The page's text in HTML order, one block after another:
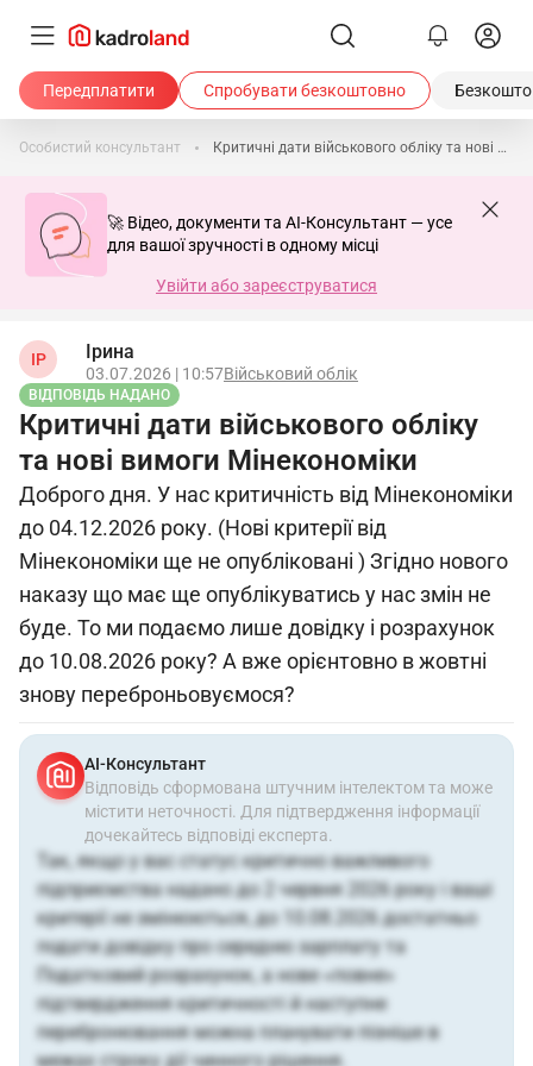
Передплатити Спробувати безкоштовно
Особистий консультант Критичні дати військового обліку та нові вимоги Мінекономіки
🚀 Відео, документи та AI-Консультант — усе
для вашої зручності в одному місці
Увійти або зареєструватися
ІР Ірина
03.07.2026 | 10:57Військовий облік
ВІДПОВІДЬ НАДАНО
Критичні дати військового обліку
та нові вимоги Мінекономіки
Доброго дня. У нас критичність від Мінекономіки
до 04.12.2026 року. (Нові критерії від
Мінекономіки ще не опубліковані ) Згідно нового
наказу що має ще опублікуватись у нас змін не
буде. То ми подаємо лише довідку і розрахунок
до 10.08.2026 року? А вже орієнтовно в жовтні
знову переброньовуємося?
АІ-Консультант
Відповідь сформована штучним інтелектом та може
містити неточності. Для підтвердження інформації
дочекайтесь відповіді експерта.
Так, якщо у вас статус критично важливого
підприємства надано до 2 червня 2026 року і ваші
критерії не змінюються, до 10.08.2026 достатньо
подати довідку про середню зарплату та
Податковий розрахунок, а нове «повне»
підтвердження критичності й наступне
перебронювання можна планувати пізніше в
межах строку дії чинного рішення.